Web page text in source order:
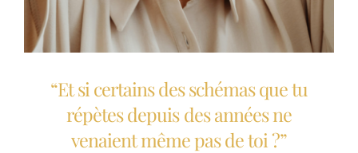
“Et si certains des schémas que tu
répètes depuis des années ne
venaient même pas de toi ?”